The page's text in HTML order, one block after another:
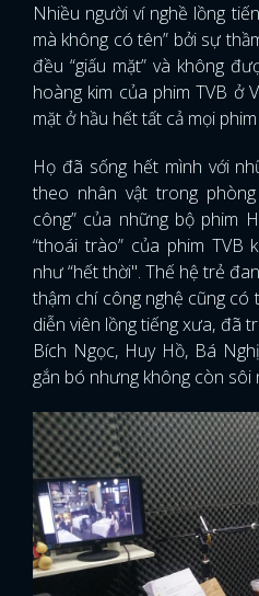
Nhiều người ví nghề lồng
mà không có tên” bởi sự
đều “giấu mặt” và không
hoàng kim của phim TVB ở
mặt ở hầu hết tất cả mọi
Họ đã sống hết mình với
theo nhân vật trong
công” của những bộ phim
“thoái trào” của phim TVB
như “hết thời". Thế hệ trẻ
thậm chí công nghệ cũng
diễn viên lồng tiếng xưa, đã
Bích Ngọc, Huy Hồ, Bá
gắn bó nhưng không còn sôi